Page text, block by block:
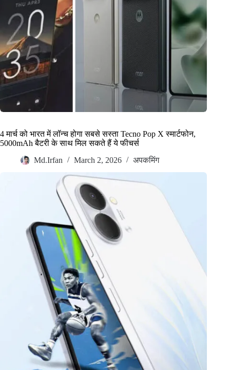
4 मार्च को भारत में लॉन्च होगा सबसे सस्ता Tecno Pop X स्मार्टफोन,
5000mAh बैटरी के साथ मिल सकते हैं ये फीचर्स
Md.Irfan
March 2, 2026 अपकमिंग